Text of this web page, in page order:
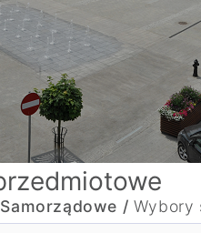
Samorządowe / Wybory